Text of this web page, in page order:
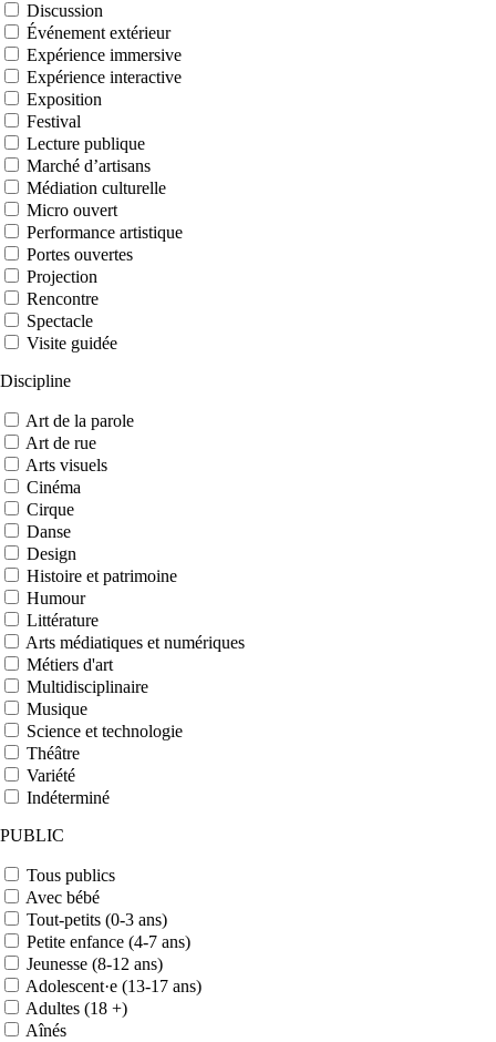
Discussion
Événement extérieur
Expérience immersive
Expérience interactive
Exposition
Festival
Lecture publique
Marché d’artisans
Médiation culturelle
Micro ouvert
Performance artistique
Portes ouvertes
Projection
Rencontre
Spectacle
Visite guidée
Discipline
Art de la parole
Art de rue
Arts visuels
Cinéma
Cirque
Danse
Design
Histoire et patrimoine
Humour
Littérature
Arts médiatiques et numériques
Métiers d'art
Multidisciplinaire
Musique
Science et technologie
Théâtre
Variété
Indéterminé
PUBLIC
Tous publics
Avec bébé
Tout-petits (0-3 ans)
Petite enfance (4-7 ans)
Jeunesse (8-12 ans)
Adolescent·e (13-17 ans)
Adultes (18 +)
Aînés